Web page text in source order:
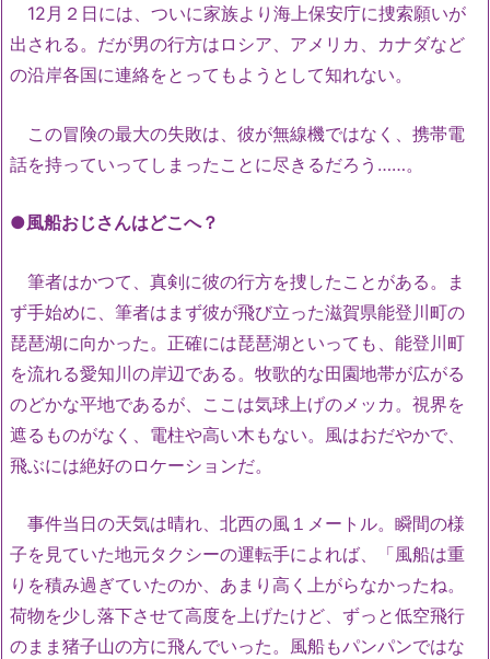
12月２日には、ついに家族より海上保安庁に捜索願いが
出される。だが男の行方はロシア、アメリカ、カナダなど
の沿岸各国に連絡をとってもようとして知れない。
この冒険の最大の失敗は、彼が無線機ではなく、携帯電
話を持っていってしまったことに尽きるだろう……。
●風船おじさんはどこへ？
筆者はかつて、真剣に彼の行方を捜したことがある。ま
ず手始めに、筆者はまず彼が飛び立った滋賀県能登川町の
琵琶湖に向かった。正確には琵琶湖といっても、能登川町
を流れる愛知川の岸辺である。牧歌的な田園地帯が広がる
のどかな平地であるが、ここは気球上げのメッカ。視界を
遮るものがなく、電柱や高い木もない。風はおだやかで、
飛ぶには絶好のロケーションだ。
事件当日の天気は晴れ、北西の風１メートル。瞬間の様
子を見ていた地元タクシーの運転手によれば、「風船は重
りを積み過ぎていたのか、あまり高く上がらなかったね。
荷物を少し落下させて高度を上げたけど、ずっと低空飛行
のまま猪子山の方に飛んでいった。風船もパンパンではな